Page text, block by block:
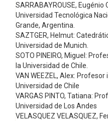
SARRABAYROUSE,
Universidad Tecnológica
Grande, Argentina.
SAZTGER, Helmut:
Universidad de Munich.
SOTO PINEIRO, Miguel:
la Universidad de Chile.
VAN WEEZEL, Alex:
Universidad de Chile
VARGAS PINTO, Tatiana:
Universidad de Los Andes
VELASQUEZ VELASQUEZ,